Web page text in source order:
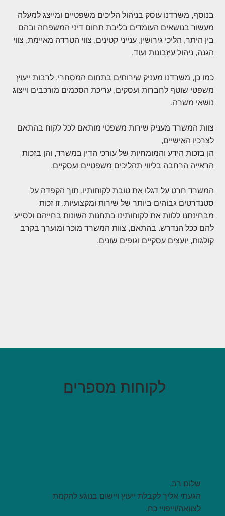
בנוסף, משרדנו עוסק בניהול הליכים משפטיים ומייצג למעלה
מעשור בנושאים העומדים בליבת תחום דיני המשפחה ובהם
בין היתר, הליכי גירושין, ענייני קטינים, צווי הטרדה מאיימת, צווי
הגנה, ניהול עיזבונות ועוד.
כמו כן, משרדנו מעניק שירותים בתחום המסחרי, לרבות ייעוץ
משפטי שוטף לחברות ועסקים, עריכת הסכמים מורכבים וייצוג
נושאי משרה.
צוות המשרד מעניק שירות משפטי מותאם לכל לקוח בהתאם
לצרכיו האישיים,
הן בזכות הידע והמומחיות של עורכי הדין במשרד, והן בזכות
הראייה הרחבה בליווי תהליכים משפטיים ועסקיים.
המשרד חרט על דגלו את טובת לקוחותיו, תוך הקפדה על
סטנדרטים גבוהים ביותר של שירות ומקצועיות. זו זכות
מבחינתנו ללוות את לקוחותינו בתחנות השונות בחייהם ולסייע
להם ככל הנדרש. בהתאם, צוות המשרד מוכר ומוערך בקרב
קולגות, יועצים עסקיים וגופים שונים.
לקוחות מספרים
שלום רב,
הגעתי אליך לקבלת ייעוץ ויישום בנוגע להקמת
לצוואה/וייפויי כח.